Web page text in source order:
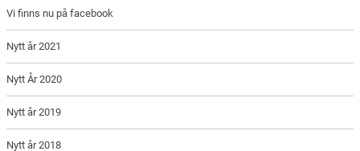
Vi finns nu på facebook
Nytt år 2021
Nytt År 2020
Nytt år 2019
Nytt år 2018